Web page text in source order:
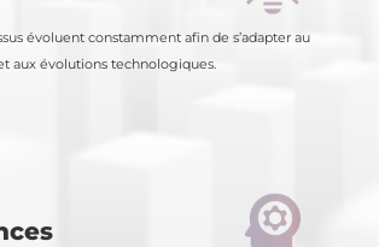
évoluent constamment afin de s’adapter au
aux évolutions technologiques.